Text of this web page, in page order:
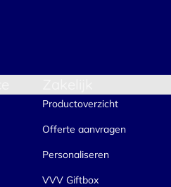
Productoverzicht
Offerte aanvragen
Personaliseren
VVV Giftbox